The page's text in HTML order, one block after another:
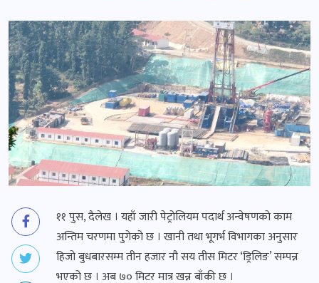
११ पुस, दैलेख । यहाँ जारी पेट्रोलियम पदार्थ अन्वेषणको काम
अन्तिम चरणमा पुगेको छ । खानी तथा भूगर्भ विभागका अनुसार
हिजो बुधबारसम्म तीन हजार नौ सय तीस मिटर ‘ड्रिलिङ’ सम्पन्न
भएको छ । अब ७० मिटर मात्र खन्न बाँकी छ ।